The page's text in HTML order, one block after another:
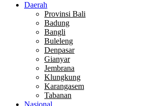
Daerah
Provinsi Bali
Badung
Bangli
Buleleng
Denpasar
Gianyar
Jembrana
Klungkung
Karangasem
Tabanan
Nasional